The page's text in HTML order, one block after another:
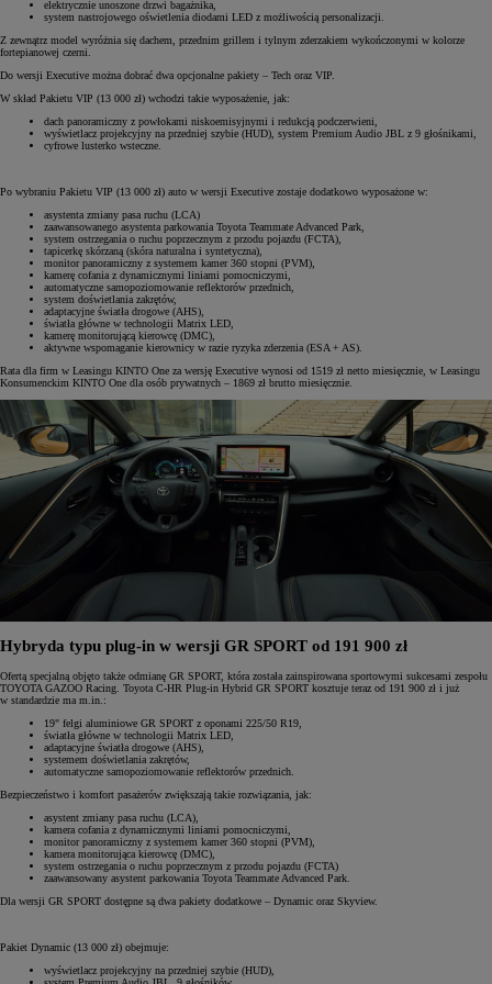
elektrycznie unoszone drzwi bagażnika,
system nastrojowego oświetlenia diodami LED z możliwością personalizacji.
Z zewnątrz model wyróżnia się dachem, przednim grillem i tylnym zderzakiem wykończonymi w kolorze
fortepianowej czerni.
Do wersji Executive można dobrać dwa opcjonalne pakiety – Tech oraz VIP.
W skład Pakietu VIP (13 000 zł) wchodzi takie wyposażenie, jak:
dach panoramiczny z powłokami niskoemisyjnymi i redukcją podczerwieni,
wyświetlacz projekcyjny na przedniej szybie (HUD), system Premium Audio JBL z 9 głośnikami,
cyfrowe lusterko wsteczne.
Po wybraniu Pakietu VIP (13 000 zł) auto w wersji Executive zostaje dodatkowo wyposażone w:
asystenta zmiany pasa ruchu (LCA)
zaawansowanego asystenta parkowania Toyota Teammate Advanced Park,
system ostrzegania o ruchu poprzecznym z przodu pojazdu (FCTA),
tapicerkę skórzaną (skóra naturalna i syntetyczna),
monitor panoramiczny z systemem kamer 360 stopni (PVM),
kamerę cofania z dynamicznymi liniami pomocniczymi,
automatyczne samopoziomowanie reflektorów przednich,
system doświetlania zakrętów,
adaptacyjne światła drogowe (AHS),
światła główne w technologii Matrix LED,
kamerę monitorującą kierowcę (DMC),
aktywne wspomaganie kierownicy w razie ryzyka zderzenia (ESA + AS).
Rata dla firm w Leasingu KINTO One za wersję Executive wynosi od 1519 zł netto miesięcznie, w Leasingu
Konsumenckim KINTO One dla osób prywatnych – 1869 zł brutto miesięcznie.
Hybryda typu plug-in w wersji GR SPORT od 191 900 zł
Ofertą specjalną objęto także odmianę GR SPORT, która została zainspirowana sportowymi sukcesami zespołu
TOYOTA GAZOO Racing. Toyota C-HR Plug-in Hybrid GR SPORT kosztuje teraz od 191 900 zł i już
w standardzie ma m.in.:
19" felgi aluminiowe GR SPORT z oponami 225/50 R19,
światła główne w technologii Matrix LED,
adaptacyjne światła drogowe (AHS),
systemem doświetlania zakrętów,
automatyczne samopoziomowanie reflektorów przednich.
Bezpieczeństwo i komfort pasażerów zwiększają takie rozwiązania, jak:
asystent zmiany pasa ruchu (LCA),
kamera cofania z dynamicznymi liniami pomocniczymi,
monitor panoramiczny z systemem kamer 360 stopni (PVM),
kamera monitorująca kierowcę (DMC),
system ostrzegania o ruchu poprzecznym z przodu pojazdu (FCTA)
zaawansowany asystent parkowania Toyota Teammate Advanced Park.
Dla wersji GR SPORT dostępne są dwa pakiety dodatkowe – Dynamic oraz Skyview.
Pakiet Dynamic (13 000 zł) obejmuje:
wyświetlacz projekcyjny na przedniej szybie (HUD),